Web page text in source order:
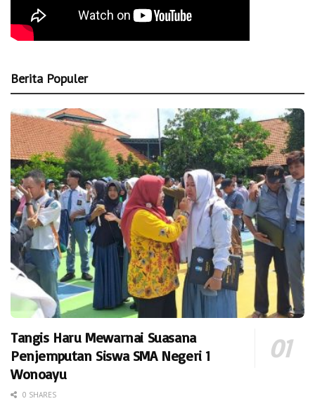
Berita Populer
Tangis Haru Mewarnai Suasana
Penjemputan Siswa SMA Negeri 1
Wonoayu
0 SHARES